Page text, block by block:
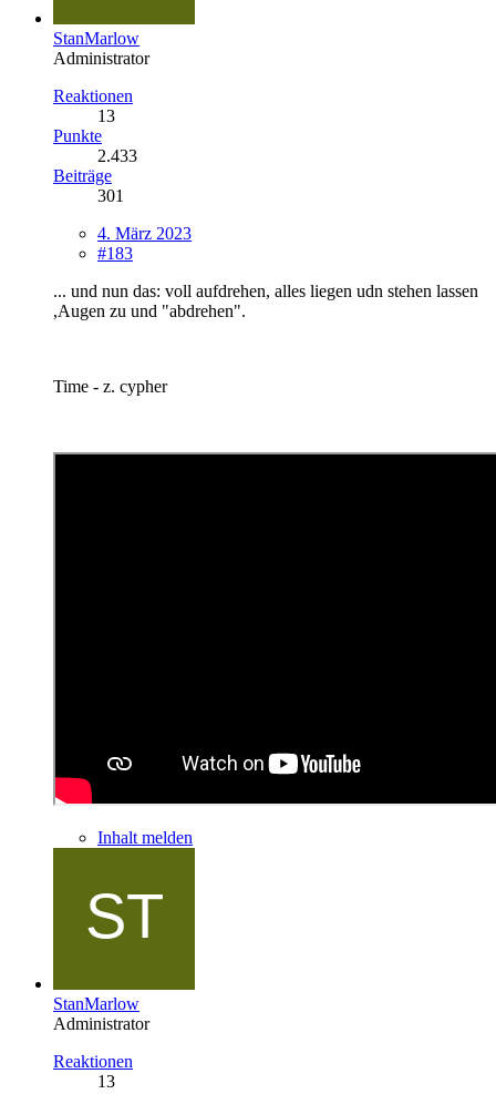
StanMarlow
Administrator
Reaktionen
13
Punkte
2.433
Beiträge
301
4. März 2023
#183
... und nun das: voll aufdrehen, alles liegen udn stehen lassen
,Augen zu und "abdrehen".
Time - z. cypher
Inhalt melden
StanMarlow
Administrator
Reaktionen
13